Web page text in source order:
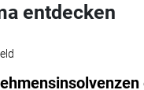
entdecken